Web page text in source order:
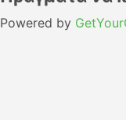
Powered by